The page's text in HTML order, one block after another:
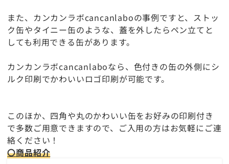
また、カンカンラボcancanlaboの事例ですと、ストッ
ク缶やタイニー缶のような、蓋を外したらペン立てと
しても利用できる缶があります。
カンカンラボcancanlaboなら、色付きの缶の外側にシ
ルク印刷でかわいいロゴ印刷が可能です。
このほか、四角や丸のかわいい缶をお好みの印刷付き
で多数ご用意できますので、ご入用の方はお気軽にご連
絡ください！
〇商品紹介